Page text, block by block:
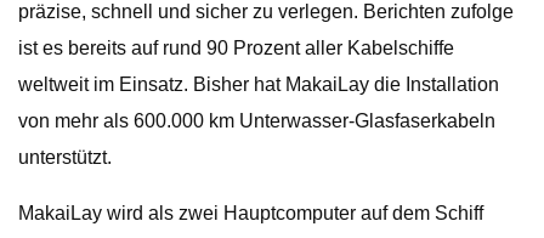
präzise, ​​schnell und sicher zu verlegen. Berichten zufolge
ist es bereits auf rund 90 Prozent aller Kabelschiffe
weltweit im Einsatz. Bisher hat MakaiLay die Installation
von mehr als 600.000 km Unterwasser-Glasfaserkabeln
unterstützt.
MakaiLay wird als zwei Hauptcomputer auf dem Schiff